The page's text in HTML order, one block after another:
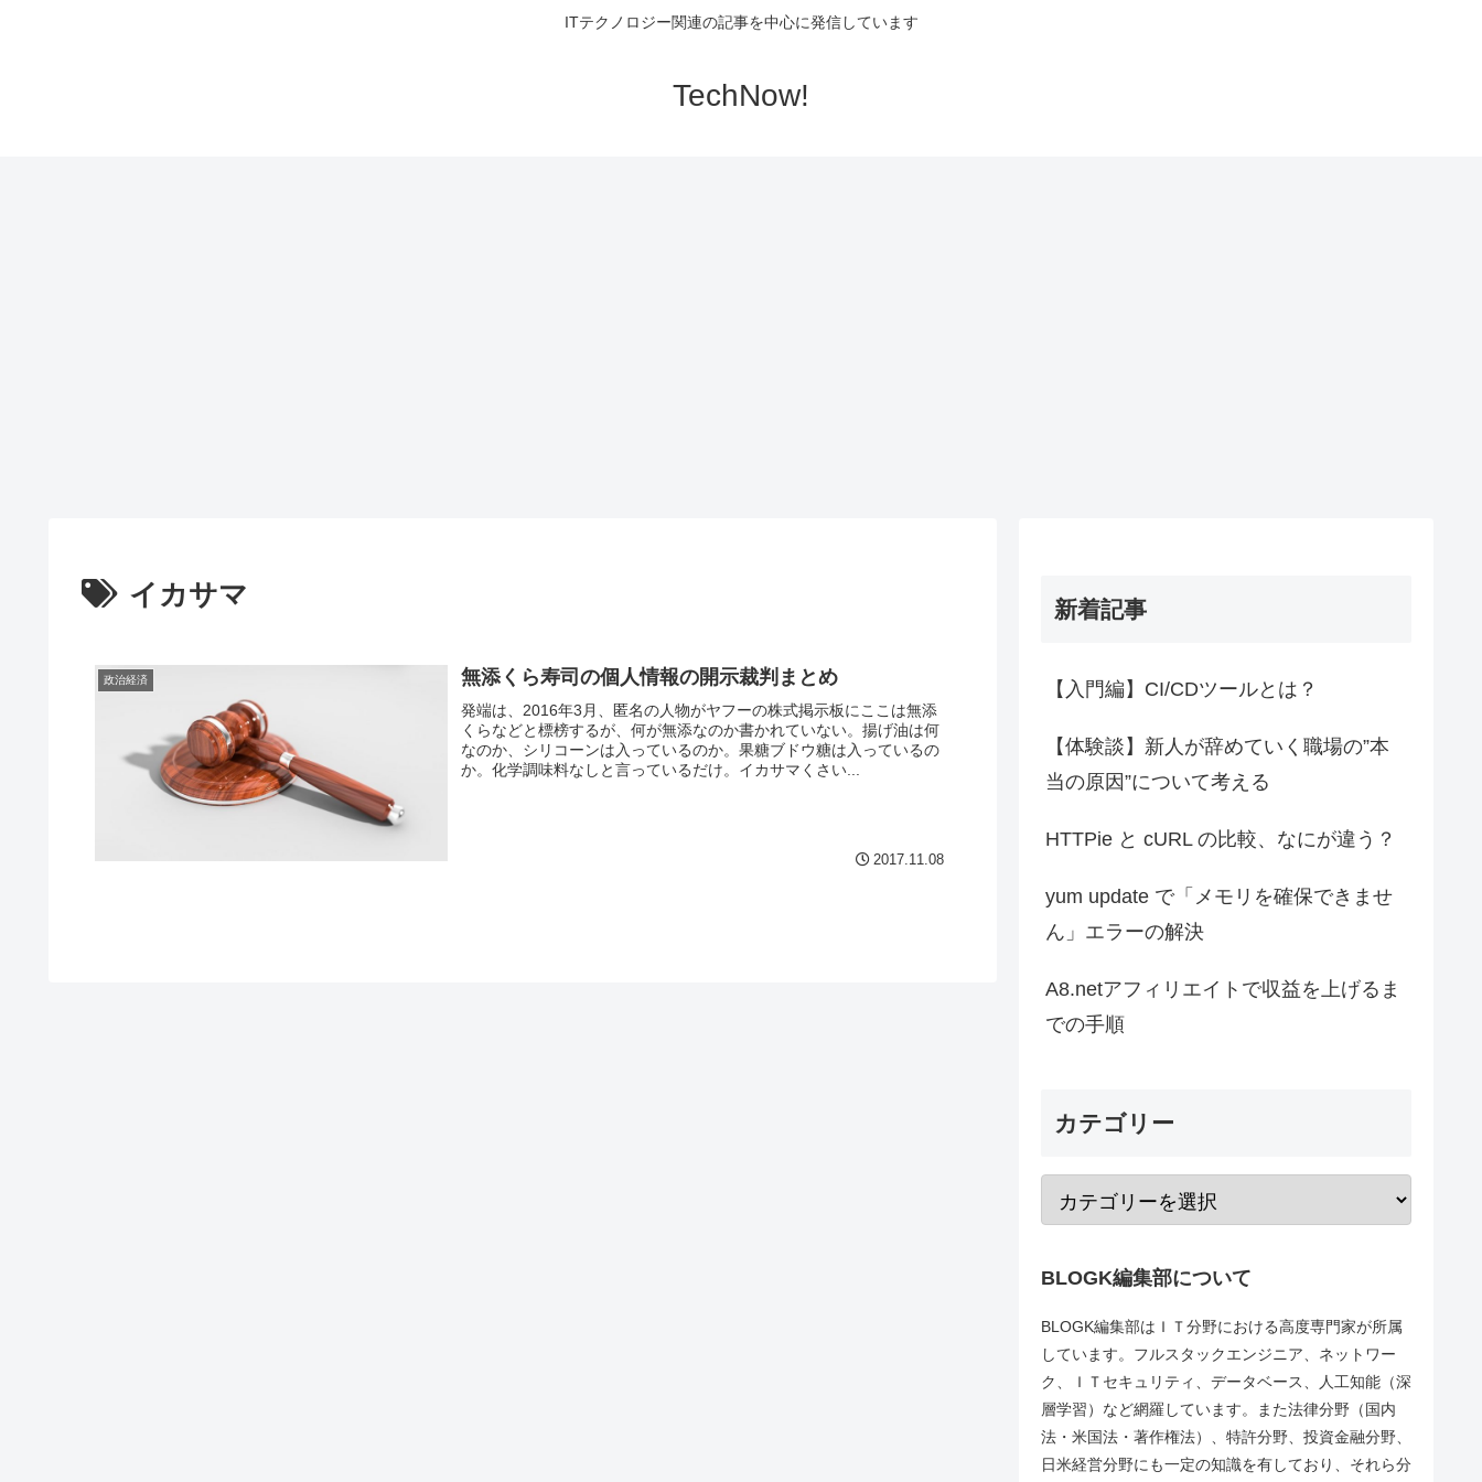
ITテクノロジー関連の記事を中心に発信しています
TechNow!
イカサマ
政治経済 無添くら寿司の個人情報の開示裁判まとめ
発端は、2016年3月、匿名の人物がヤフーの株式掲示板にここは無添
くらなどと標榜するが、何が無添なのか書かれていない。揚げ油は何
なのか、シリコーンは入っているのか。果糖ブドウ糖は入っているの
か。化学調味料なしと言っているだけ。イカサマくさい...
2017.11.08
新着記事
【入門編】CI/CDツールとは？
【体験談】新人が辞めていく職場の”本
当の原因”について考える
HTTPie と cURL の比較、なにが違う？
yum update で「メモリを確保できませ
ん」エラーの解決
A8.netアフィリエイトで収益を上げるま
での手順
カテゴリー
BLOGK編集部について
BLOGK編集部はＩＴ分野における高度専門家が所属
しています。フルスタックエンジニア、ネットワー
ク、ＩＴセキュリティ、データベース、人工知能（深
層学習）など網羅しています。また法律分野（国内
法・米国法・著作権法）、特許分野、投資金融分野、
日米経営分野にも一定の知識を有しており、それら分